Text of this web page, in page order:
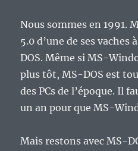
Nous sommes en 1991.
5.0 d’une de ses
DOS. Même si MS-
plus tôt, MS-DOS est
des PCs de l’époque. Il
un an pour que MS-
Mais restons avec MS-